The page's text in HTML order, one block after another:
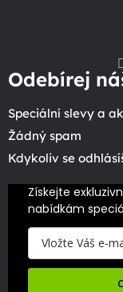
Odebírej
Speciální slevy a
Žádný spam
Kdykoliv se
Získejte
nabídkám